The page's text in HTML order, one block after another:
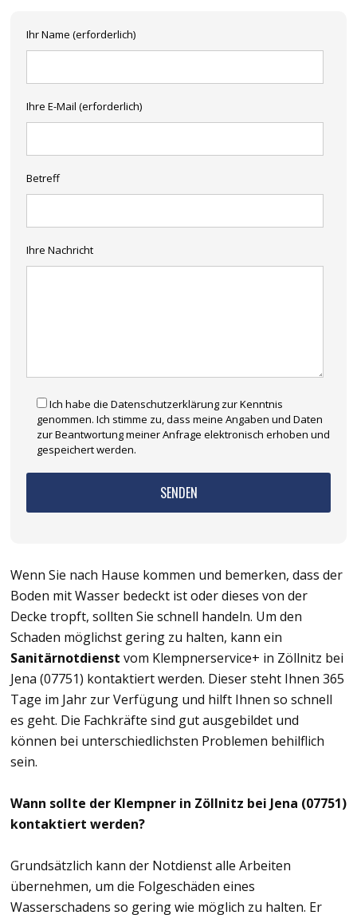
Ihr Name (erforderlich)
Ihre E-Mail (erforderlich)
Betreff
Ihre Nachricht
Ich habe die Datenschutzerklärung zur Kenntnis
genommen. Ich stimme zu, dass meine Angaben und Daten
zur Beantwortung meiner Anfrage elektronisch erhoben und
gespeichert werden.
Wenn Sie nach Hause kommen und bemerken, dass der
Boden mit Wasser bedeckt ist oder dieses von der
Decke tropft, sollten Sie schnell handeln. Um den
Schaden möglichst gering zu halten, kann ein
Sanitärnotdienst vom Klempnerservice+ in Zöllnitz bei
Jena (07751) kontaktiert werden. Dieser steht Ihnen 365
Tage im Jahr zur Verfügung und hilft Ihnen so schnell
es geht. Die Fachkräfte sind gut ausgebildet und
können bei unterschiedlichsten Problemen behilflich
sein.
Wann sollte der Klempner in Zöllnitz bei Jena (07751)
kontaktiert werden?
Grundsätzlich kann der Notdienst alle Arbeiten
übernehmen, um die Folgeschäden eines
Wasserschadens so gering wie möglich zu halten. Er